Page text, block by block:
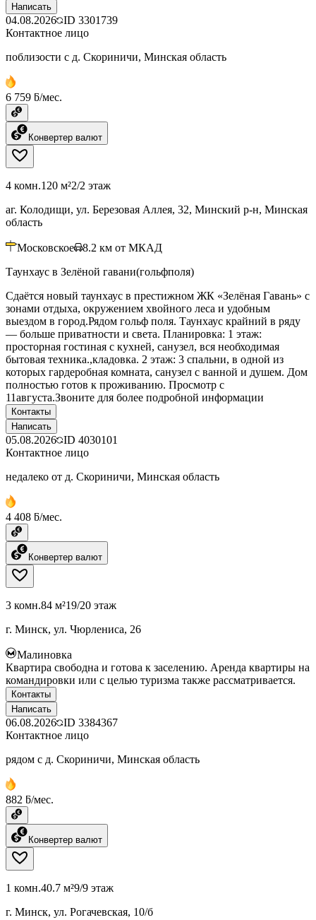
Написать
04.08.2026 ID 3301739
Контактное лицо
поблизости с д. Скориничи, Минская область
6 759 ƃ/мес.
Конвертер валют
4 комн.120 м²2/2 этаж
аг. Колодищи, ул. Березовая Аллея, 32, Минский р-н, Минская
область
Московское 8.2 км от МКАД
Таунхаус в Зелёной гавани(гольфполя)
Сдаётся новый таунхаус в престижном ЖК «Зелёная Гавань» с
зонами отдыха, окружением хвойного леса и удобным
выездом в город.Рядом гольф поля. Таунхаус крайний в ряду
— больше приватности и света. Планировка: 1 этаж:
просторная гостиная с кухней, санузел, вся необходимая
бытовая техника.,кладовка. 2 этаж: 3 спальни, в одной из
которых гардеробная комната, санузел с ванной и душем. Дом
полностью готов к проживанию. Просмотр с
11августа.Звоните для более подробной информации
Контакты
Написать
05.08.2026 ID 4030101
Контактное лицо
недалеко от д. Скориничи, Минская область
4 408 ƃ/мес.
Конвертер валют
3 комн.84 м²19/20 этаж
г. Минск, ул. Чюрлениса, 26
Малиновка
Квартира свободна и готова к заселению. Аренда квартиры на
командировки или с целью туризма также рассматривается.
Контакты
Написать
06.08.2026 ID 3384367
Контактное лицо
рядом с д. Скориничи, Минская область
882 ƃ/мес.
Конвертер валют
1 комн.40.7 м²9/9 этаж
г. Минск, ул. Рогачевская, 10/б